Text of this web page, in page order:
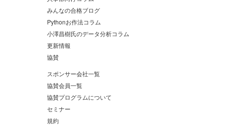
みんなの合格ブログ
Pythonお作法コラム
小澤昌樹氏のデータ分析コラム
更新情報
協賛
スポンサー会社一覧
協賛会員一覧
協賛プログラムについて
セミナー
規約